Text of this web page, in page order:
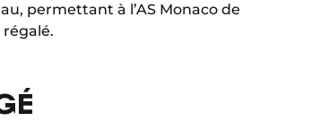
permettant à l’AS Monaco de
régalé.